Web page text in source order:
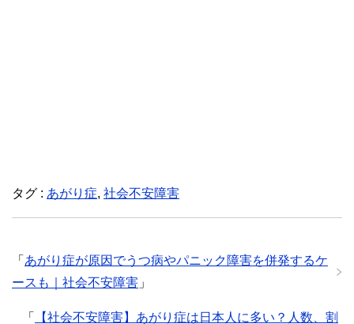
タグ : あがり症, 社会不安障害
「 あがり症が原因でうつ病やパニック障害を併発するケ
ースも｜社会不安障害 」
「
【社会不安障害】あがり症は日本人に多い？人数、割